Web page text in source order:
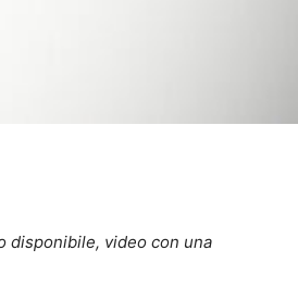
disponibile, video con una